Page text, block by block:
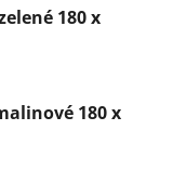
180 x
180 x